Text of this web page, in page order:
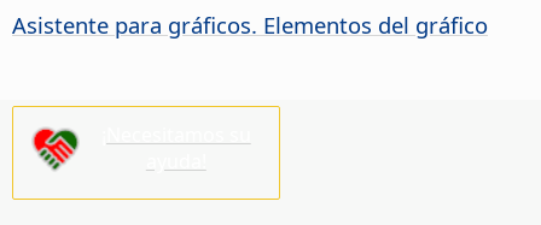
Asistente para gráficos. Elementos del gráfico